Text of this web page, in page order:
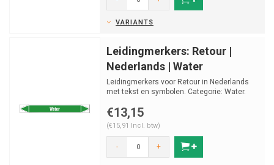
VARIANTS
Leidingmerkers: Retour |
Nederlands | Water
Leidingmerkers voor Retour in Nederlands
met tekst en symbolen. Categorie: Water.
€13,15
(€15,91 Incl. btw)
- +